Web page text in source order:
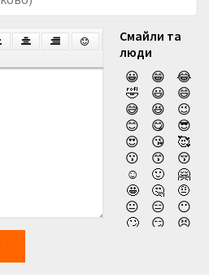
Смайли та
люди
😀
😁
😂
🤣
😃
😄
😅
😆
😉
😊
😋
😎
😍
😘
🥰
😗
😙
😚
☺️
🙂
🤗
🤩
🤔
🤨
😐
😑
😶
🙄
😏
😣